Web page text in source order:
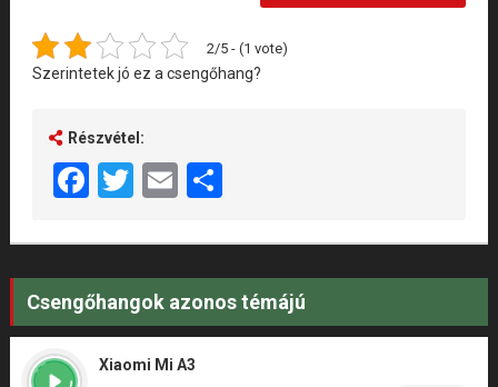
2/5 - (1 vote)
Szerintetek jó ez a csengőhang?
Részvétel:
Facebook
Twitter
EmailShare
Csengőhangok azonos témájú
Xiaomi Mi A3